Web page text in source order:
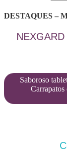
DESTAQUES –
Saboroso
Carrapatos